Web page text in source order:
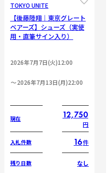
TOKYO UNITE
【後藤陸翔｜東京グレート
ベアーズ】シューズ（実使
用・直筆サイン入り）
2026年7月7日(火)12:00
2026年7月13日(月)22:00
現在 12,750
円
入札件数 16件
残り日数 なし